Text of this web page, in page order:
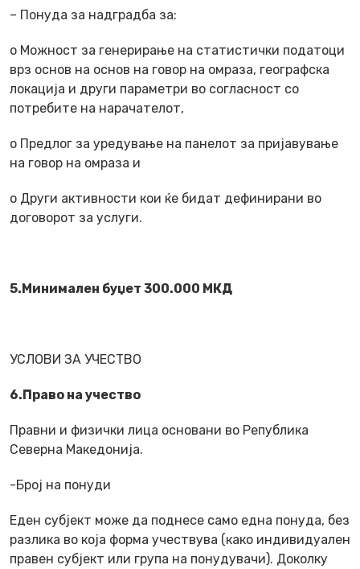
– Понуда за надградба за:
o Можност за генерирање на статистички податоци
врз основ на основ на говор на омраза, географска
локација и други параметри во согласност со
потребите на нарачателот,
o Предлог за уредување на панелот за пријавување
на говор на омраза и
o Други активности кои ќе бидат дефинирани во
договорот за услуги.
5.Минимален буџет 300.000 МКД
УСЛОВИ ЗА УЧЕСТВО
6.Право на учество
Правни и физички лица основани во Република
Северна Македонија.
-Број на понуди
Еден субјект може да поднесе само една понуда, без
разлика во која форма учествува (како индивидуален
правен субјект или група на понудувачи). Доколку